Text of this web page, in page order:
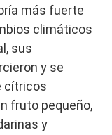
más fuerte
climáticos
sus
y se
cítricos
fruto pequeño,
y